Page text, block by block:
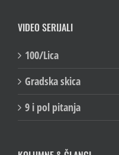
VIDEO SERIJALI
100/Lica
Gradska skica
9 i pol pitanja